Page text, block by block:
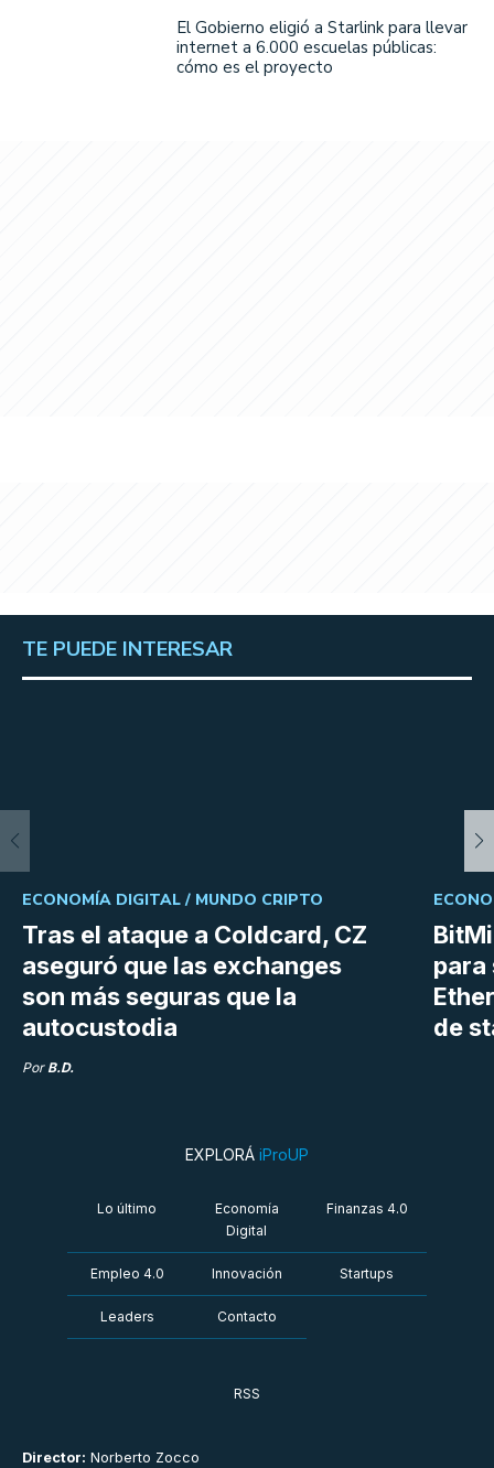
El Gobierno eligió a Starlink para llevar
internet a 6.000 escuelas públicas:
cómo es el proyecto
TE PUEDE INTERESAR
Tras el ataque a Coldcard, CZ
aseguró que las exchanges
son más seguras que la
autocustodia
ECONOMÍA DIGITAL / MUNDO CRIPTO
Por B.D.
para
de
Director: Norberto Zocco
EXPLORÁ iProUP
Lo último
Economía
Digital
Finanzas 4.0
Empleo 4.0 Innovación Startups
Leaders Contacto
RSS